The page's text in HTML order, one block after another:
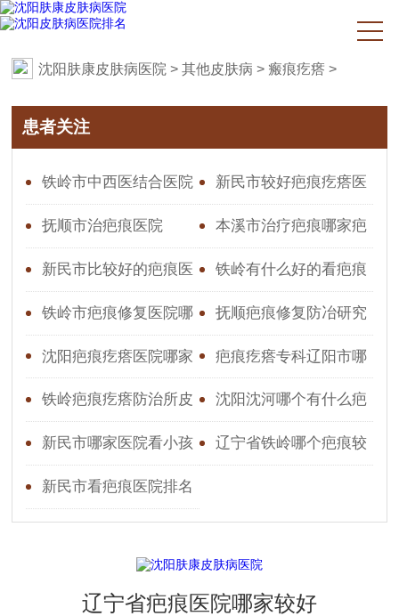
沈阳肤康皮肤病医院 >其他皮肤病 > 瘢痕疙瘩 >
患者关注
铁岭市中西医结合医院
疤痕修复医院有哪些
新民市较好疤痕疙瘩医
院
抚顺市治疤痕医院 本溪市治疗疤痕哪家疤
痕好
新民市比较好的疤痕医
院
铁岭有什么好的看疤痕
修复的医院
铁岭市疤痕修复医院哪
家好点
抚顺疤痕修复防冶研究
所
沈阳疤痕疙瘩医院哪家
好？解密疤痕疙瘩的困扰
与治疗
疤痕疙瘩专科辽阳市哪
个比较好
铁岭疤痕疙瘩防治所皮
肤研究所预约挂号
沈阳沈河哪个有什么疤
痕医院
新民市哪家医院看小孩
疤痕好
辽宁省铁岭哪个疤痕较
新民市看疤痕医院排名
辽宁省疤痕医院哪家较好